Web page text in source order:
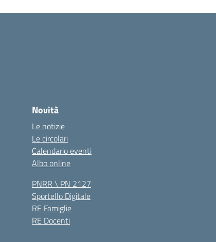
Novità
Le notizie
Le circolari
Calendario eventi
Albo online
PNRR \ PN 2127
Sportello Digitale
RE Famiglie
RE Docenti